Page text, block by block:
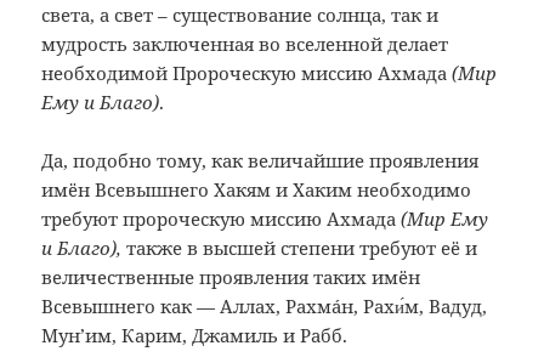
света, а свет – существование солнца, так и
мудрость заключенная во вселенной делает
необходимой Пророческую миссию Ахмада(Мир
Ему и Благо).
Да, подобно тому, как величайшие проявления
имён Всевышнего Хакям и Хаким необходимо
требуют пророческую миссию Ахмада(Мир Ему
и Благо),также в высшей степени требуют её и
величественные проявления таких имён
Всевышнего как — Аллах, Рахмáн, Рахи́м, Вадуд,
Мун’им, Карим, Джамиль и Рабб.